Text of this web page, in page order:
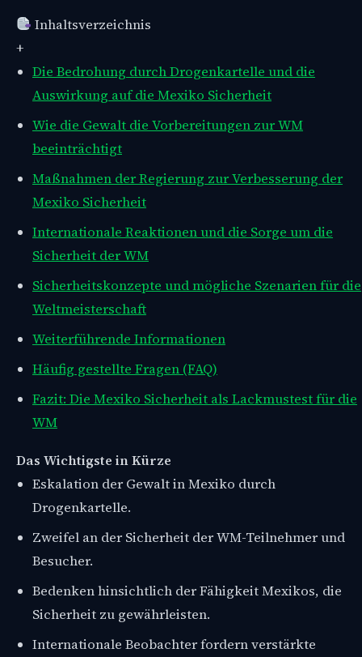
Inhaltsverzeichnis
+
Die Bedrohung durch Drogenkartelle und die
Auswirkung auf die Mexiko Sicherheit
Wie die Gewalt die Vorbereitungen zur WM
beeinträchtigt
Maßnahmen der Regierung zur Verbesserung der
Mexiko Sicherheit
Internationale Reaktionen und die Sorge um die
Sicherheit der WM
Sicherheitskonzepte und mögliche Szenarien für die
Weltmeisterschaft
Weiterführende Informationen
Häufig gestellte Fragen (FAQ)
Fazit: Die Mexiko Sicherheit als Lackmustest für die
WM
Das Wichtigste in Kürze
Eskalation der Gewalt in Mexiko durch
Drogenkartelle.
Zweifel an der Sicherheit der WM-Teilnehmer und
Besucher.
Bedenken hinsichtlich der Fähigkeit Mexikos, die
Sicherheit zu gewährleisten.
Internationale Beobachter fordern verstärkte